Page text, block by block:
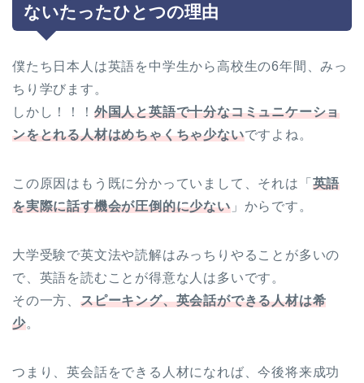
ないたったひとつの理由
僕たち日本人は英語を中学生から高校生の6年間、みっ
ちり学びます。
しかし！！！ 外国人と英語で十分なコミュニケーショ
ンをとれる人材はめちゃくちゃ少ないですよね。
この原因はもう既に分かっていまして、それは「 英語
を実際に話す機会が圧倒的に少ない」からです。
大学受験で英文法や読解はみっちりやることが多いの
で、英語を読むことが得意な人は多いです。
その一方、 スピーキング、英会話ができる人材は希
少。
つまり、英会話をできる人材になれば、今後将来成功